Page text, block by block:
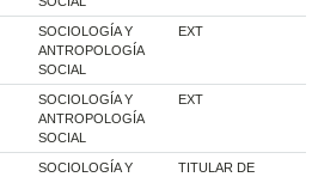
SOCIOLOGÍA Y
ANTROPOLOGÍA
SOCIAL
EXT
SOCIOLOGÍA Y
ANTROPOLOGÍA
SOCIAL
EXT
SOCIOLOGÍA Y
TITULAR DE